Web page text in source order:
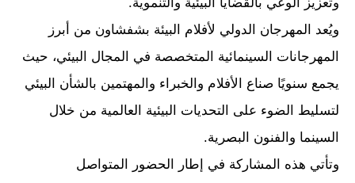
ويُعد المهرجان الدولي لأفلام البيئة بشفشاون من أبرز
المهرجانات السينمائية المتخصصة في المجال البيئي، حيث
يجمع سنويًا صناع الأفلام والخبراء والمهتمين بالشأن البيئي
لتسليط الضوء على التحديات البيئية العالمية من خلال
السينما والفنون البصرية.
وتأتي هذه المشاركة في إطار الحضور المتواصل